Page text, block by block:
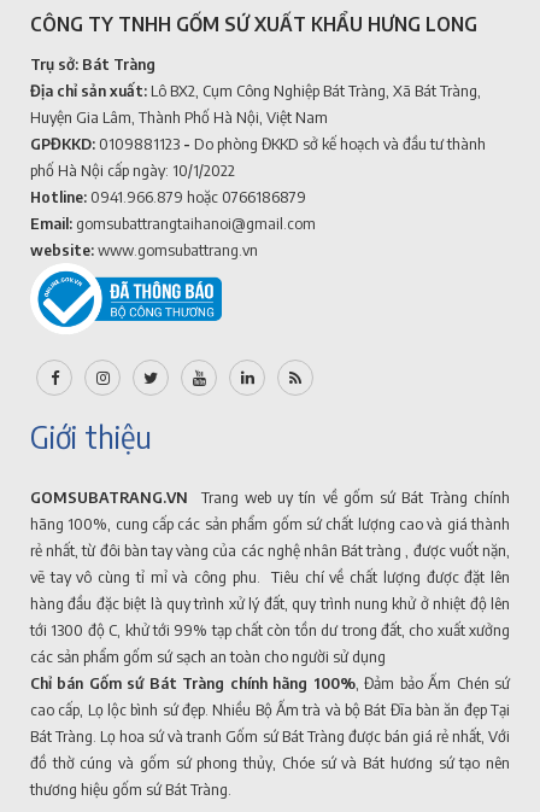
CÔNG TY TNHH GỐM SỨ XUẤT KHẨU HƯNG LONG
Trụ sở: Bát Tràng
Địa chỉ sản xuất: Lô BX2, Cụm Công Nghiệp Bát Tràng, Xã Bát Tràng,
Huyện Gia Lâm, Thành Phố Hà Nội, Việt Nam
GPĐKKD: 0109881123 - Do phòng ĐKKD sở kế hoạch và đầu tư thành
phố Hà Nội cấp ngày: 10/1/2022
Hotline: 0941.966.879 hoặc 0766186879
Email: gomsubattrangtaihanoi@gmail.com
website:www.gomsubattrang.vn
Giới thiệu
GOMSUBATRANG.VN Trang web uy tín về gốm sứ Bát Tràng chính
hãng 100%, cung cấp các sản phẩm gốm sứ chất lượng cao và giá thành
rẻ nhất, từ đôi bàn tay vàng của các nghệ nhân Bát tràng , được vuốt nặn,
vẽ tay vô cùng tỉ mỉ và công phu. Tiêu chí về chất lượng được đặt lên
hàng đầu đặc biệt là quy trình xử lý đất, quy trình nung khử ở nhiệt độ lên
tới 1300 độ C, khử tới 99% tạp chất còn tồn dư trong đất, cho xuất xưởng
các sản phẩm gốm sứ sạch an toàn cho người sử dụng
Chỉ bán Gốm sứ Bát Tràng chính hãng 100%, Đảm bảo Ấm Chén sứ
cao cấp, Lọ lộc bình sứ đẹp. Nhiều Bộ Ấm trà và bộ Bát Đĩa bàn ăn đẹp Tại
Bát Tràng. Lọ hoa sứ và tranh Gốm sứ Bát Tràng được bán giá rẻ nhất, Với
đồ thờ cúng và gốm sứ phong thủy, Chóe sứ và Bát hương sứ tạo nên
thương hiệu gốm sứ Bát Tràng.